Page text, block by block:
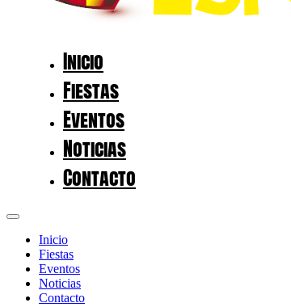
Inicio
Fiestas
Eventos
Noticias
Contacto
Inicio
Fiestas
Eventos
Noticias
Contacto